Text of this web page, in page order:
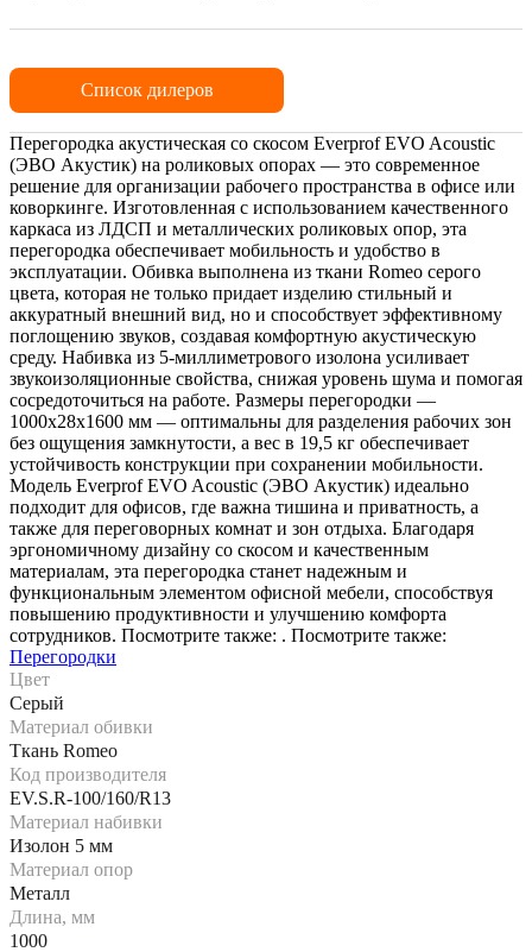
Список дилеров
Перегородка акустическая со скосом Everprof EVO Acoustic
(ЭВО Акустик) на роликовых опорах — это современное
решение для организации рабочего пространства в офисе или
коворкинге. Изготовленная с использованием качественного
каркаса из ЛДСП и металлических роликовых опор, эта
перегородка обеспечивает мобильность и удобство в
эксплуатации. Обивка выполнена из ткани Romeo серого
цвета, которая не только придает изделию стильный и
аккуратный внешний вид, но и способствует эффективному
поглощению звуков, создавая комфортную акустическую
среду. Набивка из 5-миллиметрового изолона усиливает
звукоизоляционные свойства, снижая уровень шума и помогая
сосредоточиться на работе. Размеры перегородки —
1000х28х1600 мм — оптимальны для разделения рабочих зон
без ощущения замкнутости, а вес в 19,5 кг обеспечивает
устойчивость конструкции при сохранении мобильности.
Модель Everprof EVO Acoustic (ЭВО Акустик) идеально
подходит для офисов, где важна тишина и приватность, а
также для переговорных комнат и зон отдыха. Благодаря
эргономичному дизайну со скосом и качественным
материалам, эта перегородка станет надежным и
функциональным элементом офисной мебели, способствуя
повышению продуктивности и улучшению комфорта
сотрудников. Посмотрите также: . Посмотрите также:
Перегородки
Цвет
Серый
Материал обивки
Ткань Romeo
Код производителя
EV.S.R-100/160/R13
Материал набивки
Изолон 5 мм
Материал опор
Металл
Длина, мм
1000